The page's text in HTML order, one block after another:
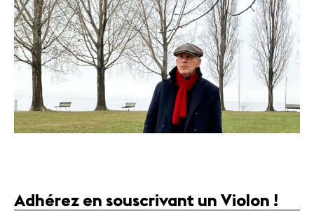
Adhérez en souscrivant un Violon !